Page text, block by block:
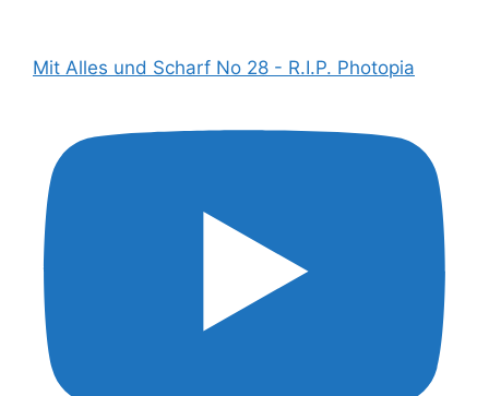
Mit Alles und Scharf No 28 - R.I.P. Photopia